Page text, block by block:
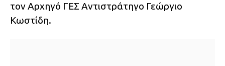
τον Αρχηγό ΓΕΣ Αντιστράτηγο Γεώργιο
Κωστίδη.